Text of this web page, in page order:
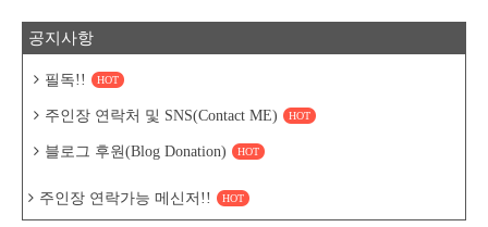
공지사항
필독!! HOT
주인장 연락처 및 SNS(Contact ME) HOT
블로그 후원(Blog Donation) HOT
주인장 연락가능 메신저!! HOT